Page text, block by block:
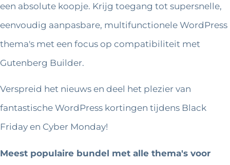
een absolute koopje. Krijg toegang tot supersnelle,
eenvoudig aanpasbare, multifunctionele WordPress
thema's met een focus op compatibiliteit met
Gutenberg Builder.
Verspreid het nieuws en deel het plezier van
fantastische WordPress kortingen tijdens Black
Friday en Cyber ​​Monday!
Meest populaire bundel met alle thema's voor